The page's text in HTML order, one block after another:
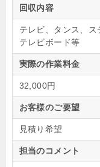
回収内容
テレビ、タンス、ス
テレビボード等
実際の作業料金
32,000円
お客様のご要望
見積り希望
担当のコメント